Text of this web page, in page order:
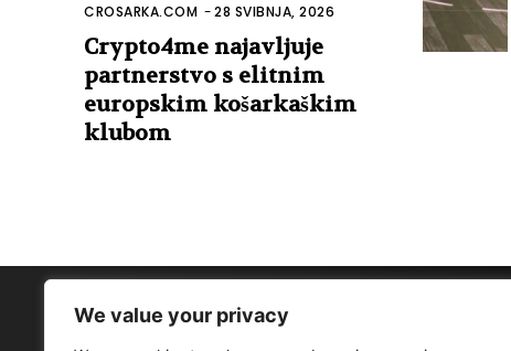
We value your privacy
CROSARKA.COM -28 SVIBNJA, 2026
Crypto4me najavljuje
partnerstvo s elitnim
europskim košarkaškim
klubom